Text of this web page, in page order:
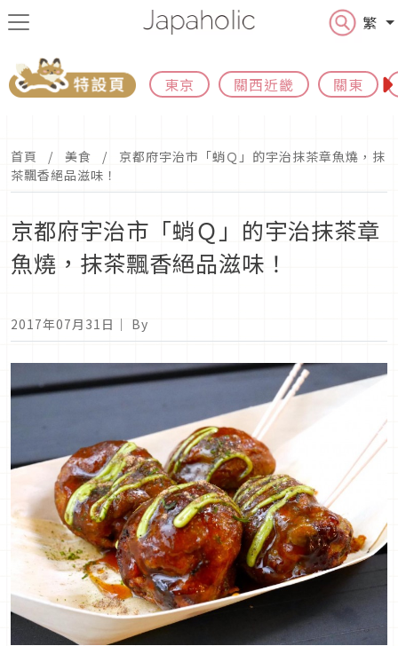
繁
東京 關西近畿 關東
首頁 美食
京都府宇治市「蛸Ｑ」的宇治抹茶章魚燒，抹
茶飄香絕品滋味！
京都府宇治市「蛸Ｑ」的宇治抹茶章
魚燒，抹茶飄香絕品滋味！
2017年07月31日 ｜ By